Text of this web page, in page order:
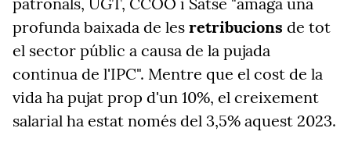
profunda baixada de les retribucions de tot
el sector públic a causa de la pujada
continua de l'IPC". Mentre que el cost de la
vida ha pujat prop d'un 10%, el creixement
salarial ha estat només del 3,5% aquest 2023.